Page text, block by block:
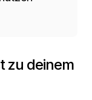
zu deinem